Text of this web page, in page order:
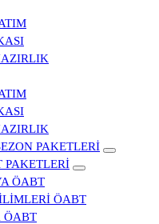
PAKETLERİ
PAKETLERİ
ÖABT
ÖABT
ÖABT